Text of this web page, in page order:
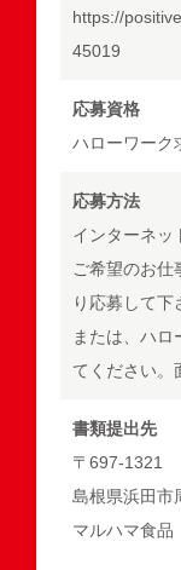
https://
45019
応募資格
ハローワーク
応募方法
インターネッ
ご希望のお仕
り応募して下
または、ハ
てください。
書類提出先
〒697-1321
島根県浜田市
マルハマ食